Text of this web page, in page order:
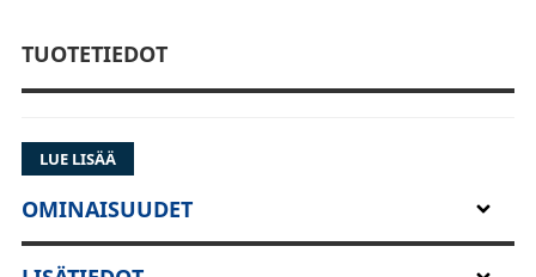
TUOTETIEDOT
LUE LISÄÄ
OMINAISUUDET